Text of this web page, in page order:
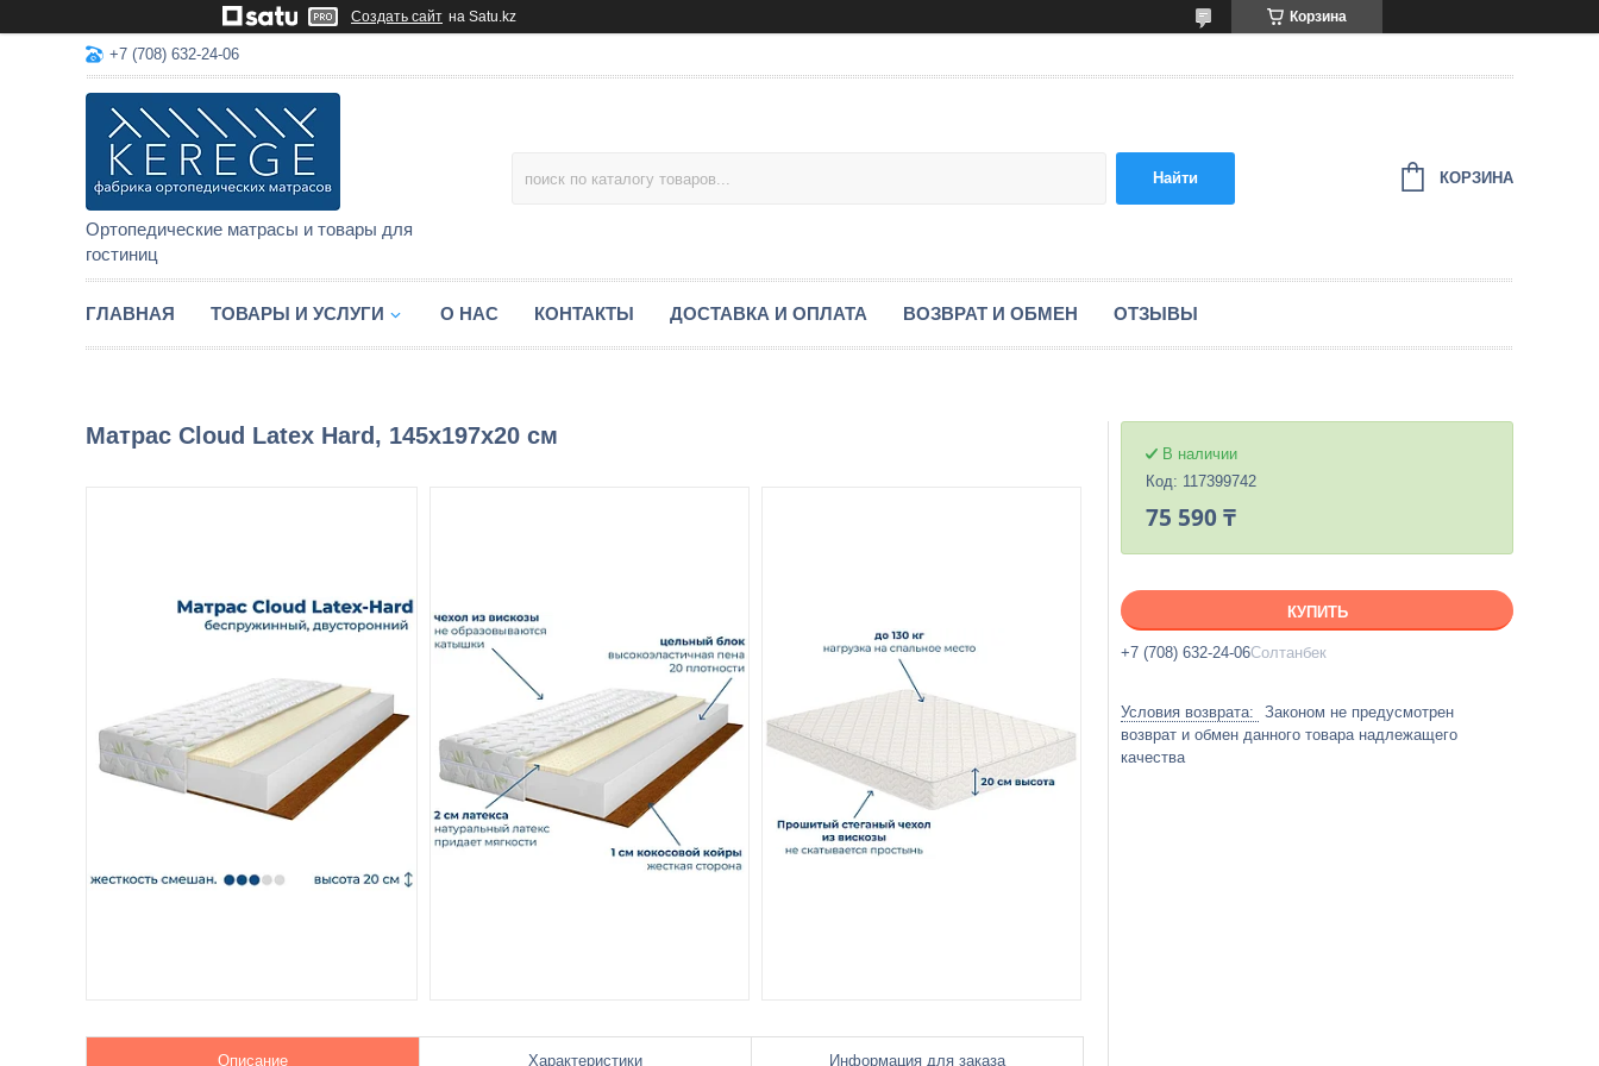
Создать сайт на Satu.kz Корзина
+7 (708) 632-24-06
Ортопедические матрасы и товары для
гостиниц
Найти КОРЗИНА
ГЛАВНАЯ ТОВАРЫ И УСЛУГИ О НАС КОНТАКТЫ ДОСТАВКА И ОПЛАТА ВОЗВРАТ И ОБМЕН ОТЗЫВЫ
Матрас Cloud Latex Hard, 145x197x20 см
Описание Характеристики Информация для заказа
В наличии
Код: 117399742
75 590 ₸
КУПИТЬ
+7 (708) 632-24-06Солтанбек
Законом не предусмотрен
возврат и обмен данного товара надлежащего
качества